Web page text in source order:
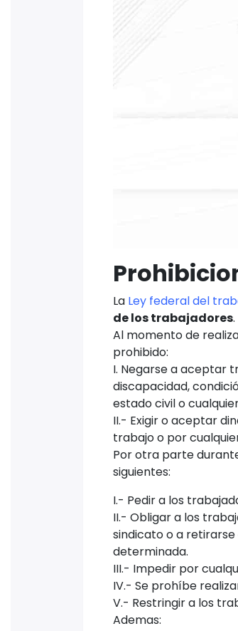
La Ley federal del
de los trabajadores
Al momento de
prohibido:
I. Negarse a aceptar
discapacidad,
estado civil o
II.- Exigir o aceptar
trabajo o por
Por otra parte
siguientes:
I.- Pedir a los
II.- Obligar a los
sindicato o a
determinada.
III.- Impedir por
IV.- Se prohíbe
V.- Restringir a los
Ademas: